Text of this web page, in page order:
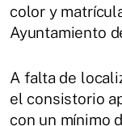
color y
Ayuntamiento
A falta de
el consistorio
con un mínimo